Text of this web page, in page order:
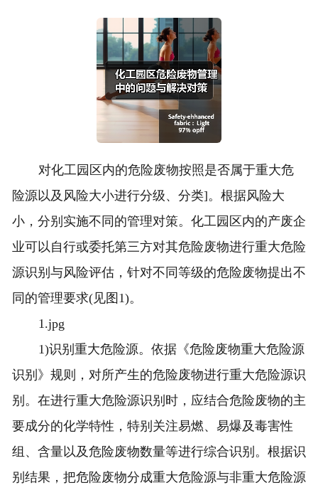
对化工园区内的危险废物按照是否属于重大危
险源以及风险大小进行分级、分类]。根据风险大
小，分别实施不同的管理对策。化工园区内的产废企
业可以自行或委托第三方对其危险废物进行重大危险
源识别与风险评估，针对不同等级的危险废物提出不
同的管理要求(见图1)。
1.jpg
1)识别重大危险源。依据《危险废物重大危险源
识别》规则，对所产生的危险废物进行重大危险源识
别。在进行重大危险源识别时，应结合危险废物的主
要成分的化学特性，特别关注易燃、易爆及毒害性
组、含量以及危险废物数量等进行综合识别。根据识
别结果，把危险废物分成重大危险源与非重大危险源